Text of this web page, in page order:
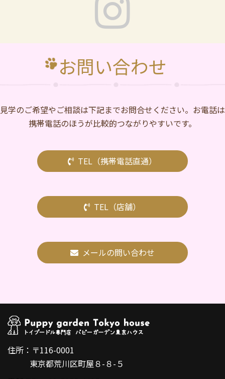
お問い合わせ
⾒学のご希望やご相談は下記までお問合せください。お電話は
携帯電話のほうが比較的つながりやすいです。
TEL（携帯電話直通）
TEL（店舗）
メールの問い合わせ
住所：〒116-0001
東京都荒川区町屋８-８-５